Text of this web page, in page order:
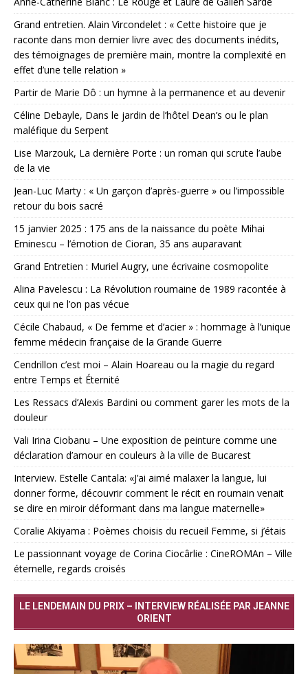
Grand entretien. Alain Vircondelet : « Cette histoire que je
raconte dans mon dernier livre avec des documents inédits,
des témoignages de première main, montre la complexité en
effet d’une telle relation »
Partir de Marie Dô : un hymne à la permanence et au devenir
Céline Debayle, Dans le jardin de l’hôtel Dean’s ou le plan
maléfique du Serpent
Lise Marzouk, La dernière Porte : un roman qui scrute l’aube
de la vie
Jean-Luc Marty : « Un garçon d’après-guerre » ou l’impossible
retour du bois sacré
15 janvier 2025 : 175 ans de la naissance du poète Mihai
Eminescu – l’émotion de Cioran, 35 ans auparavant
Grand Entretien : Muriel Augry, une écrivaine cosmopolite
Alina Pavelescu : La Révolution roumaine de 1989 racontée à
ceux qui ne l’on pas vécue
Cécile Chabaud, « De femme et d’acier » : hommage à l’unique
femme médecin française de la Grande Guerre
Cendrillon c’est moi – Alain Hoareau ou la magie du regard
entre Temps et Éternité
Les Ressacs d’Alexis Bardini ou comment garer les mots de la
douleur
Vali Irina Ciobanu – Une exposition de peinture comme une
déclaration d’amour en couleurs à la ville de Bucarest
Interview. Estelle Cantala: «J’ai aimé malaxer la langue, lui
donner forme, découvrir comment le récit en roumain venait
se dire en miroir déformant dans ma langue maternelle»
Coralie Akiyama : Poèmes choisis du recueil Femme, si j’étais
Le passionnant voyage de Corina Ciocârlie : CineROMAn – Ville
éternelle, regards croisés
LE LENDEMAIN DU PRIX – INTERVIEW RÉALISÉE PAR JEANNE
ORIENT
Lecteur
vidéo